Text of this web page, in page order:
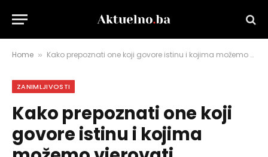
Home » Kako prepoznati one koji govore istinu i kojima možemo vjerovati
ZANIMLJIVOSTI
Kako prepoznati one koji
govore istinu i kojima